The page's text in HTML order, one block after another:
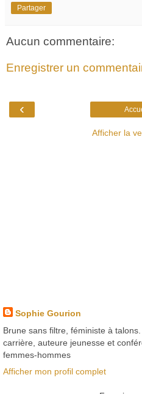
Partager
Aucun commentaire:
Enregistrer un
‹
Afficher la
Sophie Gourion
Brune sans filtre, féministe à
carrière, auteure jeunesse et
femmes-hommes
Afficher mon profil complet